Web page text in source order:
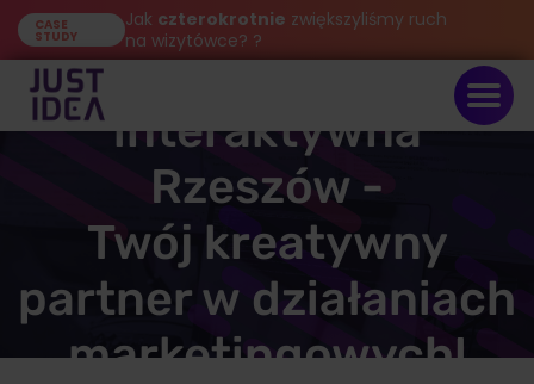
CASE
STUDY
Jak czterokrotnie zwiększyliśmy ruch
na wizytówce? ?
Agencja
interaktywna
Rzeszów -
Twój kreatywny
partner w działaniach
marketingowych!